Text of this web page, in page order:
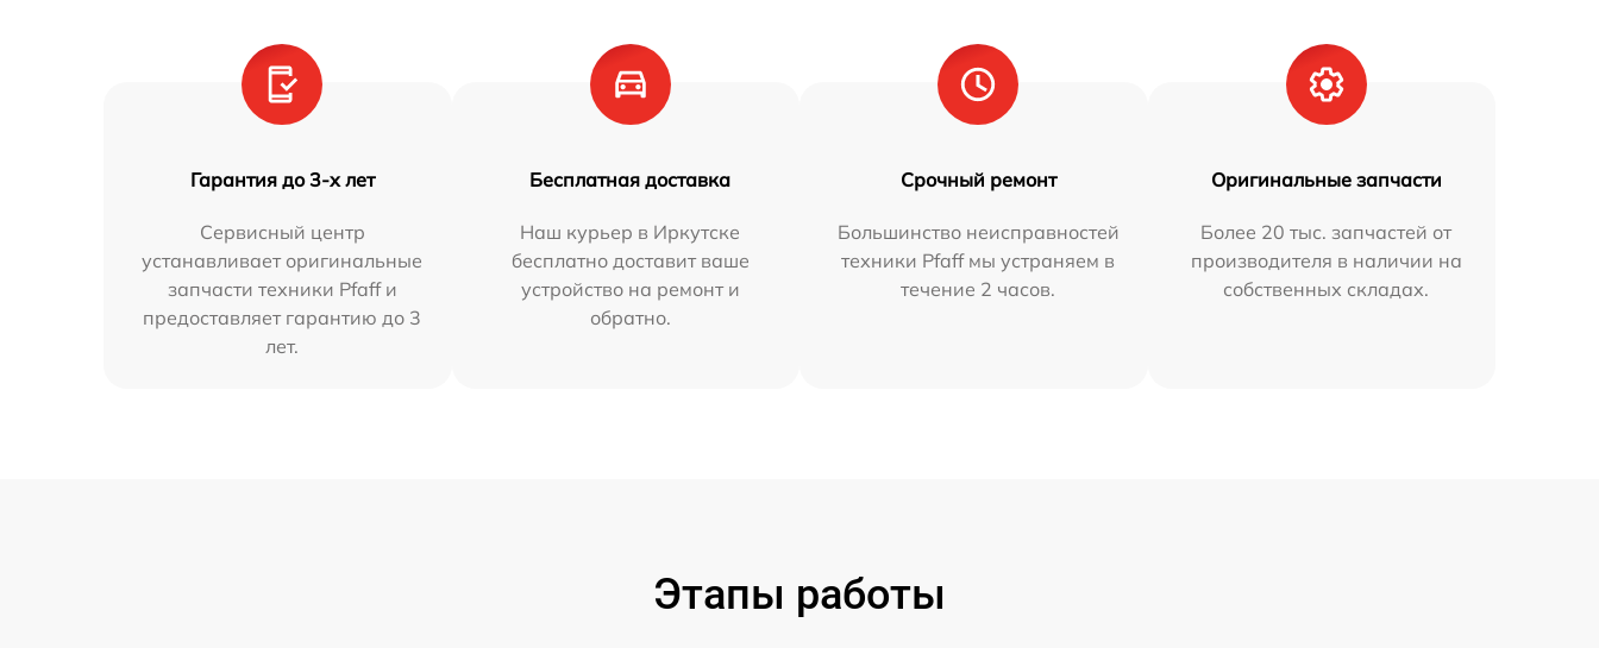
Гарантия до 3-х лет
Сервисный центр
устанавливает оригинальные
запчасти техники Pfaff и
предоставляет гарантию до 3
лет.
Бесплатная доставка
Наш курьер в Иркутске
бесплатно доставит ваше
устройство на ремонт и
обратно.
Срочный ремонт
Большинство неисправностей
техники Pfaff мы устраняем в
течение 2 часов.
Оригинальные запчасти
Более 20 тыс. запчастей от
производителя в наличии на
собственных складах.
Этапы работы